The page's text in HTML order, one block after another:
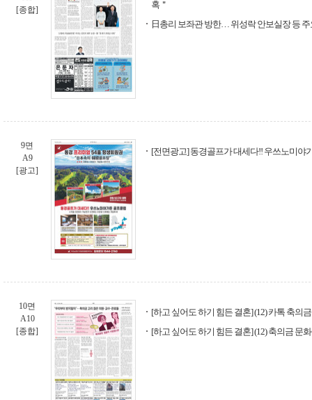
[종합]
혹＂
日총리 보좌관 방한… 위성락 안보실장 등
9면
A9
[광고]
[전면광고] 동경골프가 대세다!! 우쓰노미야
10면
A10
[종합]
[하고 싶어도 하기 힘든 결혼] (12) 카톡 축의
[하고 싶어도 하기 힘든 결혼] (12) 축의금 문